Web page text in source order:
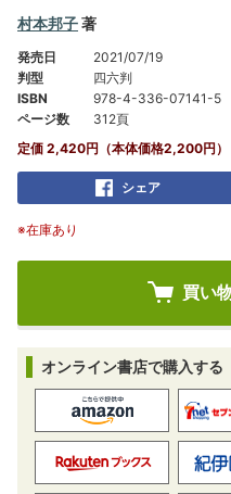
村本邦子著
発売日
2021/07/19
判型
四六判
ISBN
978-4-336-07141-5
ページ数
312頁
定価 2,420円（本体価格2,200円）
シェア
※在庫あり
オンライン書店で購入する